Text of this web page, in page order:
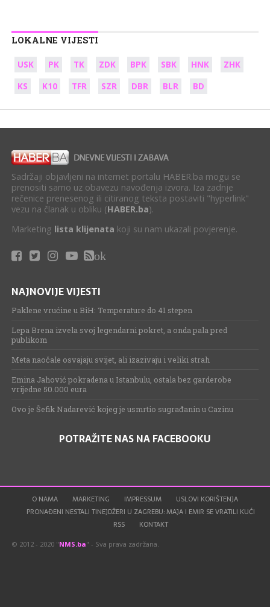
LOKALNE VIJESTI
USK PK TK ZDK BPK SBK HNK
ZHK
KS
K10 TFR SZR DBR BLR BD
Sadržaji objavljeni na internet portalu HABER.ba mogu se
prenositi samo uz obavezu navođenja izvora. Iza zadnje
rečenice prenesenog ili citiranog teksta postaviti "hyperlink"
vezu na članak u obliku (HABER.ba).
Marketing lista klijenata koji su nam ukazali povjerenje.
ok
NAJNOVIJE VIJESTI
Paklene vrućine u BiH: Temperature do 41 stepen
Lepa Brena izvela svoj legendarni pokret, a onda pala pred
publikom
Meta naočale osvajaju svijet, ali izazivaju i veliki strah
Emina Jahović pokradena u Istanbulu, ostala bez garderobe
vrijedne 50.000 eura
Ovo je Šefik Nadarević kojeg je usmrtio sugrađanin u Cazinu
POTRAŽITE NAS NA FACEBOOKU
O NAMA MARKETING IMPRESSUM
USLOVI KORIŠTENJA
PRONAĐENI NESTALI TINEJDŽERI U ZAGREBU: MAJA I EMIR SE VRATILI KUĆI
RSS
KONTAKT
© 2012 - 2020 "NMS.ba" - Sva prava zadržana.